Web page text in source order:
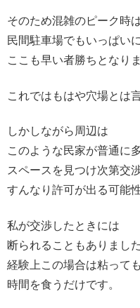
そのため混雑のピーク時
民間駐車場でもいっぱい
ここも早い者勝ちとなりま
これではもはや穴場とは
しかしながら周辺は
このような民家が普通に
スペースを見つけ次第交
すんなり許可が出る可能
私が交渉したときには
断られることもありまし
経験上この場合は粘っても
時間を食うだけです。